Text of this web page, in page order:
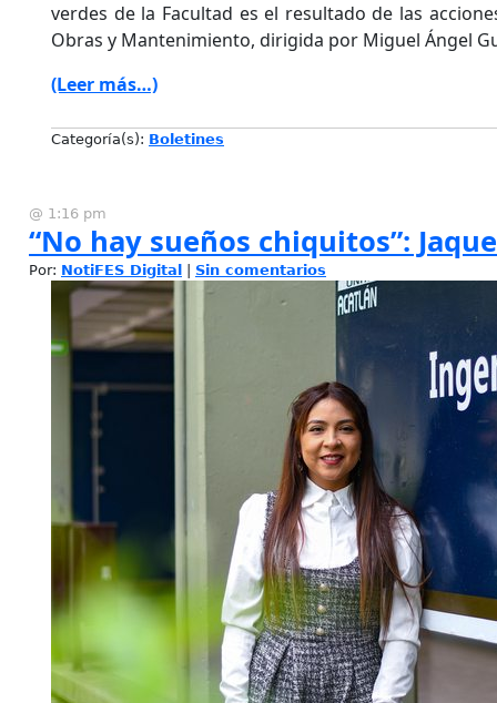
verdes de la Facultad es el resultado de las
Obras y Mantenimiento, dirigida por Miguel Ángel
(Leer más…)
Categoría(s): Boletines
@ 1:16 pm
“No hay sueños chiquitos”:
Por: NotiFES Digital | Sin comentarios